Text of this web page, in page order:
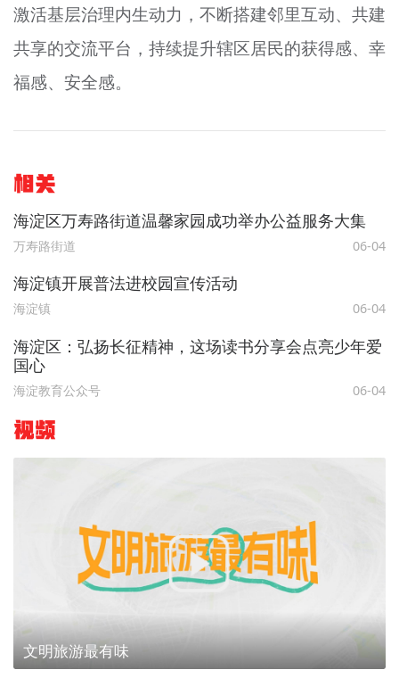
激活基层治理内生动力，不断搭建邻里互动、共建
共享的交流平台，持续提升辖区居民的获得感、幸
福感、安全感。
相关
海淀区万寿路街道温馨家园成功举办公益服务大集
万寿路街道 06-04
海淀镇开展普法进校园宣传活动
海淀镇 06-04
海淀区：弘扬长征精神，这场读书分享会点亮少年爱
国心
海淀教育公众号 06-04
视频
文明旅游最有味